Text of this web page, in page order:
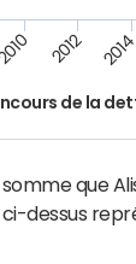
de la
2012 2014
que
dessus